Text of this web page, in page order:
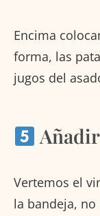
Encima
forma, las
jugos del
Vertemos el
la bandeja,